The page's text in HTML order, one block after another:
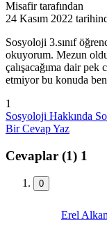
Misafir tarafından
24 Kasım 2022
Sosyoloji 3.sınıf
okuyorum. Mezun
çalışacağıma dair pek
etmiyor bu konuda
1
Sosyoloji Hakkında
Bir Cevap Yaz
Cevaplar (1) 1
0
Erel Alkan